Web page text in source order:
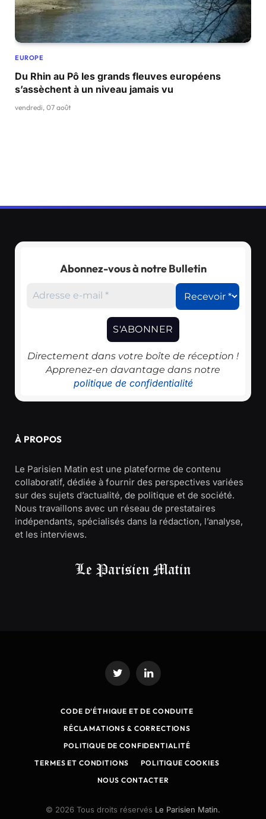
EUROPE
Du Rhin au Pô les grands fleuves européens
s’assèchent à un niveau jamais vu
vendredi, 07 août
Abonnez-vous à notre Bulletin
Directement dans votre boîte de réception !
Apprenez-en davantage dans notre
politique de confidentialité
À PROPOS
Le Parisien Matin est une plateforme de contenu
collaboratif, dédiée à fournir des perspectives variées
sur des sujets d’actualité, de politique et de société.
Nous travaillons avec un réseau de prestataires
indépendants, spécialisés dans la rédaction, l’analyse,
et les interviews.
Twitter LinkedIn
CODE D’ÉTHIQUE ET DE CONDUITE
RÉCLAMATIONS & CORRECTIONS
POLITIQUE DE CONFIDENTIALITÉ
TERMES ET CONDITIONS
POLITIQUE COOKIES
NOUS CONTACTER
© 2026 Tous droits réservés Le Parisien Matin.